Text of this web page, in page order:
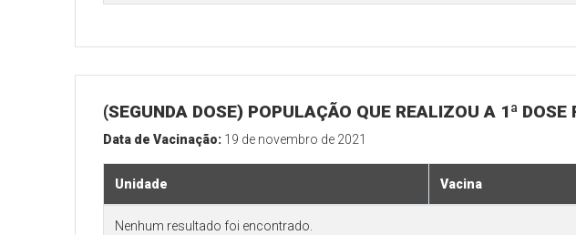
(SEGUNDA DOSE) POPULAÇÃO QUE REALIZOU A 1ª
Data de Vacinação: 19 de novembro de 2021
Unidade Vacina
Nenhum resultado foi encontrado.